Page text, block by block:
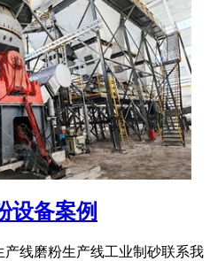
设备案例
线磨粉生产线工业制砂联系我